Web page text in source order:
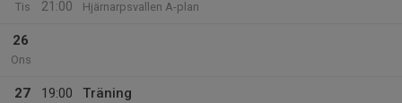
Tis
21:00
Hjärnarpsvallen A-plan
26
Ons
27
19:00
Träning